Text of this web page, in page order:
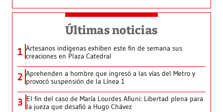
Últimas noticias
1 Artesanos indígenas exhiben este fin de semana sus
creaciones en Plaza Catedral
2 Aprehenden a hombre que ingresó a las vías del Metro y
provocó suspensión de la Línea 1
3 El fin del caso de María Lourdes Afiuni: Libertad plena para
la jueza que desafió a Hugo Chávez